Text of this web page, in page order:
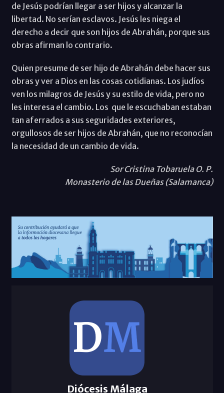
de Jesús podrían llegar a ser hijos y alcanzar la
libertad. No serían esclavos. Jesús les niega el
derecho a decir que son hijos de Abrahán, porque sus
obras afirman lo contrario.
Quien presume de ser hijo de Abrahán debe hacer sus
obras y ver a Dios en las cosas cotidianas. Los judíos
ven los milagros de Jesús y su estilo de vida, pero no
les interesa el cambio. Los que le escuchaban estaban
tan aferrados a sus seguridades exteriores,
orgullosos de ser hijos de Abrahán, que no reconocían
la necesidad de un cambio de vida.
Sor Cristina Tobaruela O. P.
Monasterio de las Dueñas (Salamanca)
Diócesis Málaga